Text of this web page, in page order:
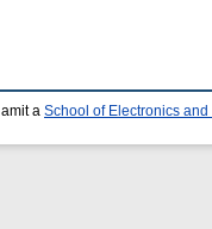
amit a School of Electronics